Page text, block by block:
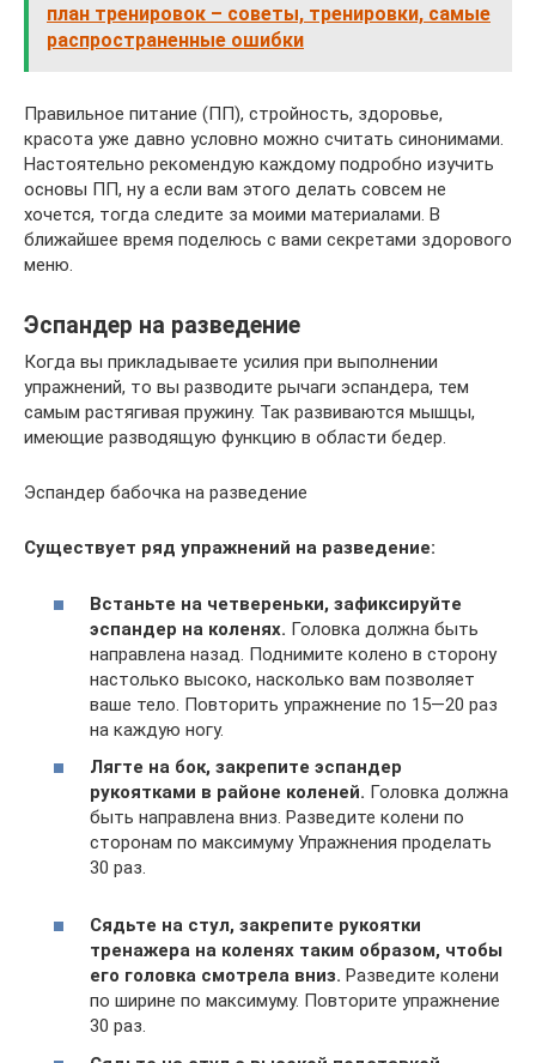
план тренировок – советы, тренировки, самые
распространенные ошибки
Правильное питание (ПП), стройность, здоровье,
красота уже давно условно можно считать синонимами.
Настоятельно рекомендую каждому подробно изучить
основы ПП, ну а если вам этого делать совсем не
хочется, тогда следите за моими материалами. В
ближайшее время поделюсь с вами секретами здорового
меню.
Эспандер на разведение
Когда вы прикладываете усилия при выполнении
упражнений, то вы разводите рычаги эспандера, тем
самым растягивая пружину. Так развиваются мышцы,
имеющие разводящую функцию в области бедер.
Эспандер бабочка на разведение
Существует ряд упражнений на разведение:
Встаньте на четвереньки, зафиксируйте
эспандер на коленях. Головка должна быть
направлена назад. Поднимите колено в сторону
настолько высоко, насколько вам позволяет
ваше тело. Повторить упражнение по 15—20 раз
на каждую ногу.
Лягте на бок, закрепите эспандер
рукоятками в районе коленей. Головка должна
быть направлена вниз. Разведите колени по
сторонам по максимуму Упражнения проделать
30 раз.
Сядьте на стул, закрепите рукоятки
тренажера на коленях таким образом, чтобы
его головка смотрела вниз. Разведите колени
по ширине по максимуму. Повторите упражнение
30 раз.